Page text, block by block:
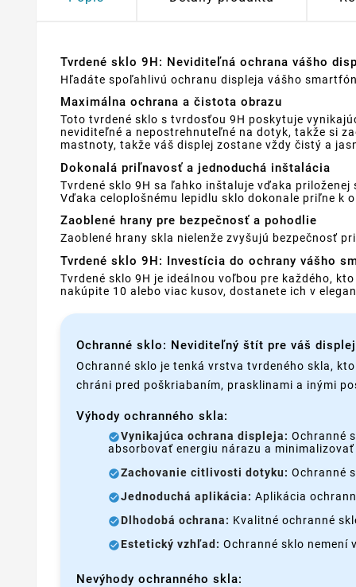
Tvrdené sklo 9H: Neviditeľná ochrana vášho
Hľadáte spoľahlivú ochranu displeja vášho
Maximálna ochrana a čistota obrazu
Toto tvrdené sklo s tvrdosťou 9H poskytuje
neviditeľné a nepostrehnuteľné na dotyk, takže si
mastnoty, takže váš displej zostane vždy čistý a
Dokonalá priľnavosť a jednoduchá inštalácia
Tvrdené sklo 9H sa ľahko inštaluje vďaka
Vďaka celoplošnému lepidlu sklo dokonale priľne k
Zaoblené hrany pre bezpečnosť a pohodlie
Zaoblené hrany skla nielenže zvyšujú bezpečnosť
Tvrdené sklo 9H: Investícia do ochrany vášho
Tvrdené sklo 9H je ideálnou voľbou pre každého,
nakúpite 10 alebo viac kusov, dostanete ich v
Ochranné sklo: Neviditeľný štít pre váš displej
Ochranné sklo je tenká vrstva tvrdeného skla,
chráni pred poškriabaním, prasklinami a inými
Výhody ochranného skla:
Vynikajúca ochrana displeja: Ochranné
absorbovať energiu nárazu a
Zachovanie citlivosti dotyku: Ochranné
Jednoduchá aplikácia: Aplikácia
Dlhodobá ochrana: Kvalitné ochranné
Estetický vzhľad: Ochranné sklo nemení
Nevýhody ochranného skla: